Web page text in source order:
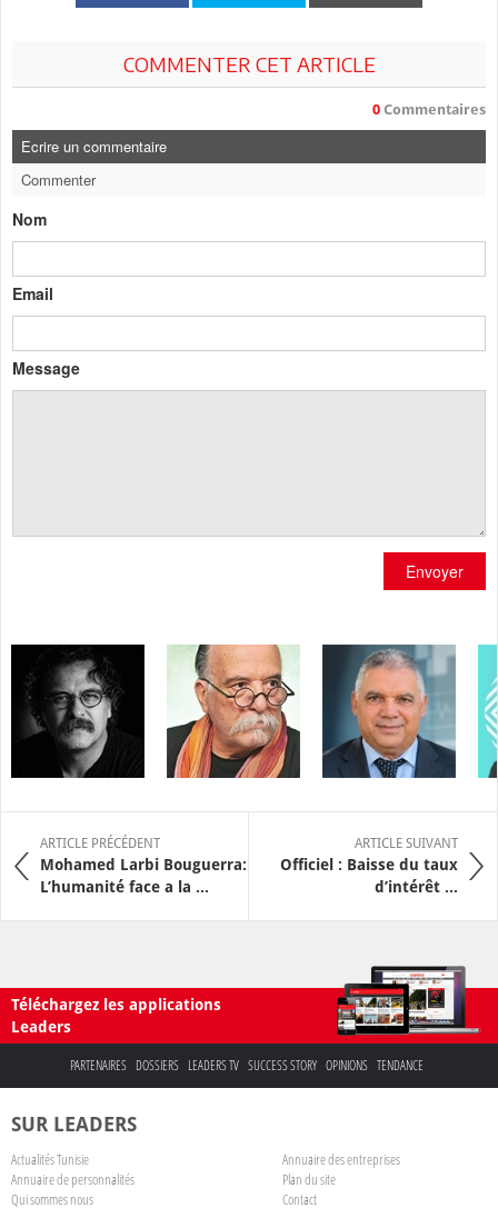
COMMENTER CET ARTICLE
0 Commentaires
Ecrire un commentaire
Commenter
Nom
Email
Message
Envoyer
ARTICLE PRÉCÉDENT
Mohamed Larbi Bouguerra:
L’humanité face a la ...
ARTICLE SUIVANT
Officiel : Baisse du taux
d’intérêt ...
Téléchargez les applications
Leaders
PARTENAIRES DOSSIERS LEADERS TV SUCCESS STORY OPINIONS TENDANCE
SUR LEADERS
Actualités Tunisie
Annuaire des entreprises
Annuaire de personnalités
Plan du site
Qui sommes nous
Contact